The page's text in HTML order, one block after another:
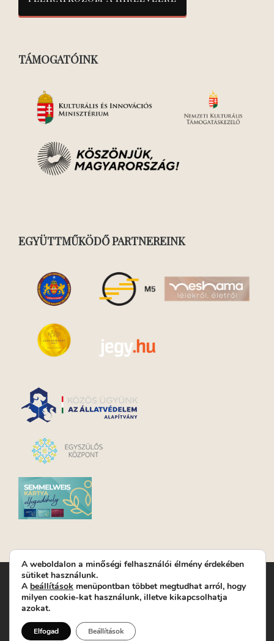
TÁMOGATÓINK
EGYÜTTMŰKÖDŐ PARTNEREINK
Turay Ida Színház Közhasznú Nonprofit Kft. | Működési
helyszín: Turay Ida Színház 1089 Budapest, Kálvária tér 6. |
Levelezési cím: 1089 Budapest, Kálvária tér 14. | Titkárság:
Jegyrendelés: +36-70/607-2620
A weboldalon a minőségi felhasználói élmény érdekében
sütiket használunk.
A beállítások menüpontban többet megtudhat arról, hogy
milyen cookie-kat használunk, illetve kikapcsolhatja
azokat.
Elfogad Beállítások